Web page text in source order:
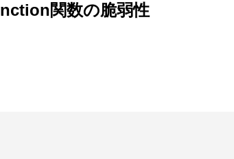
関数の脆弱性